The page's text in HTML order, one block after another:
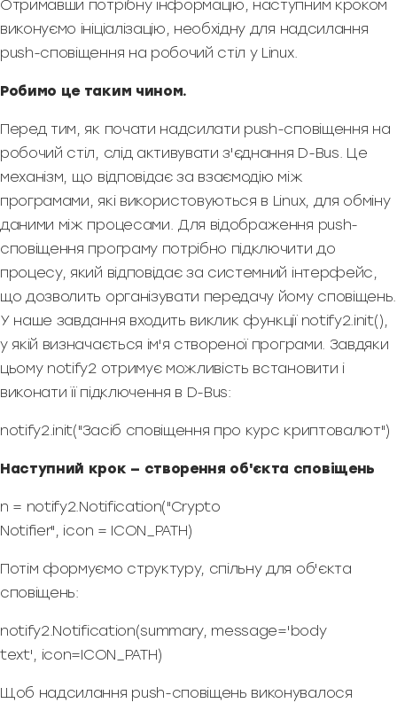
Отримавши потрібну інформацію, наступним кроком
виконуємо ініціалізацію, необхідну для надсилання
push-сповіщення на робочий стіл у Linux.
Робимо це таким чином.
Перед тим, як почати надсилати push-сповіщення на
робочий стіл, слід активувати з'єднання D-Bus. Це
механізм, що відповідає за взаємодію між
програмами, які використовуються в Linux, для обміну
даними між процесами. Для відображення push-
сповіщення програму потрібно підключити до
процесу, який відповідає за системний інтерфейс,
що дозволить організувати передачу йому сповіщень.
У наше завдання входить виклик функції notify2.init(),
у якій визначається ім'я створеної програми. Завдяки
цьому notify2 отримує можливість встановити і
виконати її підключення в D-Bus:
notify2.init("Засіб сповіщення про курс криптовалют")
Наступний крок — створення об'єкта сповіщень
n = notify2.Notification("Crypto
Notifier", icon = ICON_PATH)
Потім формуємо структуру, спільну для об'єкта
сповіщень:
notify2.Notification(summary, message='body
text', icon=ICON_PATH)
Щоб надсилання push-сповіщень виконувалося